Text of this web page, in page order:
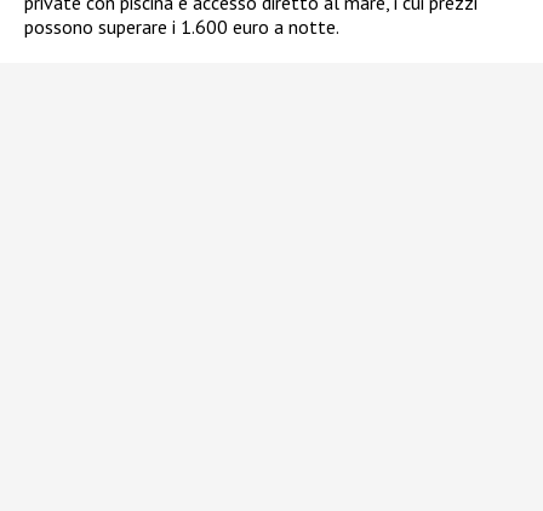
possono superare i 1.600 euro a notte.